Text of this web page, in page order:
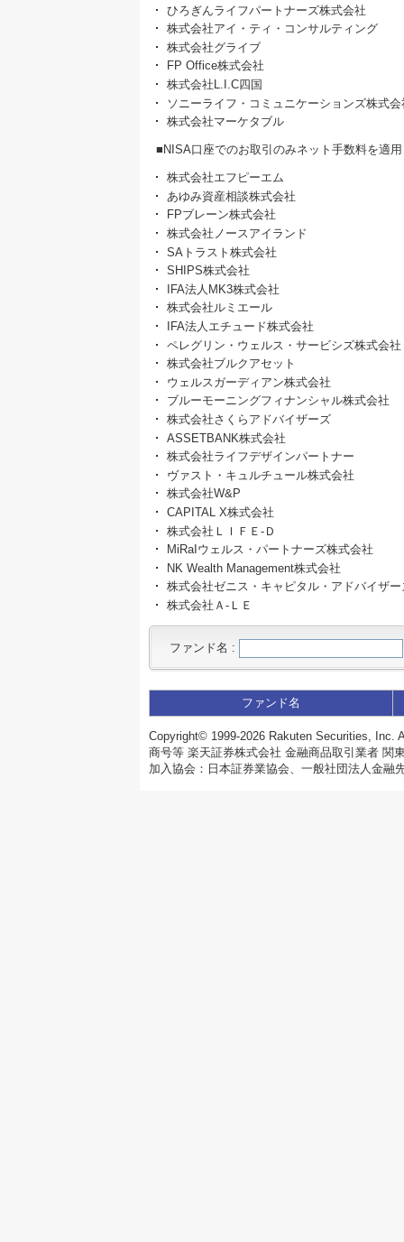
ひろぎんライフパートナーズ株式会社
株式会社アイ・ティ・コンサルティング
株式会社グライブ
FP Office株式会社
株式会社L.I.C四国
ソニーライフ・コミュニケーションズ株式会
株式会社マーケタブル
■NISA口座でのお取引のみネット手数料を適
株式会社エフピーエム
あゆみ資産相談株式会社
FPブレーン株式会社
株式会社ノースアイランド
SAトラスト株式会社
SHIPS株式会社
IFA法人MK3株式会社
株式会社ルミエール
IFA法人エチュード株式会社
ペレグリン・ウェルス・サービシズ株式会社
株式会社ブルクアセット
ウェルスガーディアン株式会社
ブルーモーニングフィナンシャル株式会社
株式会社さくらアドバイザーズ
ASSETBANK株式会社
株式会社ライフデザインパートナー
ヴァスト・キュルチュール株式会社
株式会社W&P
CAPITAL X株式会社
株式会社ＬＩＦＥ‐Ｄ
MiRaIウェルス・パートナーズ株式会社
NK Wealth Management株式会社
株式会社ゼニス・キャピタル・アドバイザー
株式会社Ａ‐ＬＥ
ファンド名 :
ファンド名
Copyright© 1999-2026 Rakuten Securities, Inc.
商号等 楽天証券株式会社 金融商品取引業者 関
加入協会：日本証券業協会、一般社団法人金融